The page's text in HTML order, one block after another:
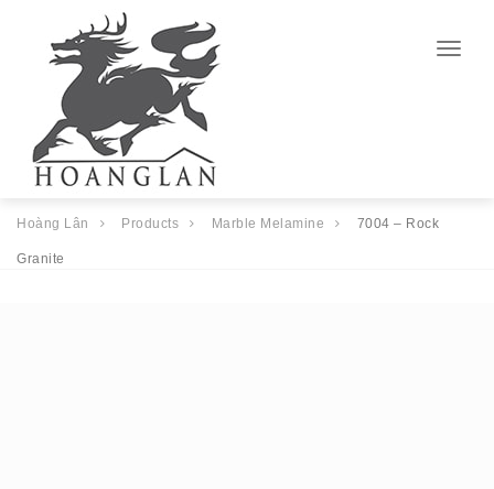
Hoàng Lân Products Marble Melamine 7004 – Rock
Granite